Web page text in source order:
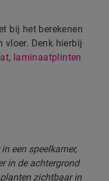
bij het berekenen
vloer. Denk hierbij
, laminaatplinten